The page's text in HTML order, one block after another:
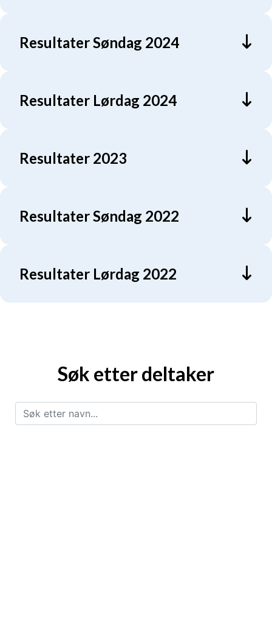
Resultater Søndag 2024
Resultater Lørdag 2024
Resultater 2023
Resultater Søndag 2022
Resultater Lørdag 2022
Søk etter deltaker